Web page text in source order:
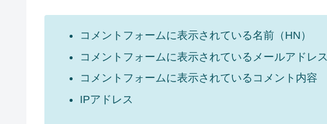
コメントフォームに表示されている名前（HN）
コメントフォームに表示されているメールアドレス
コメントフォームに表示されているコメント内容
IPアドレス